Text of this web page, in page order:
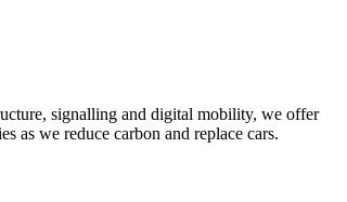
signalling and digital mobility, we offer
as we reduce carbon and replace cars.